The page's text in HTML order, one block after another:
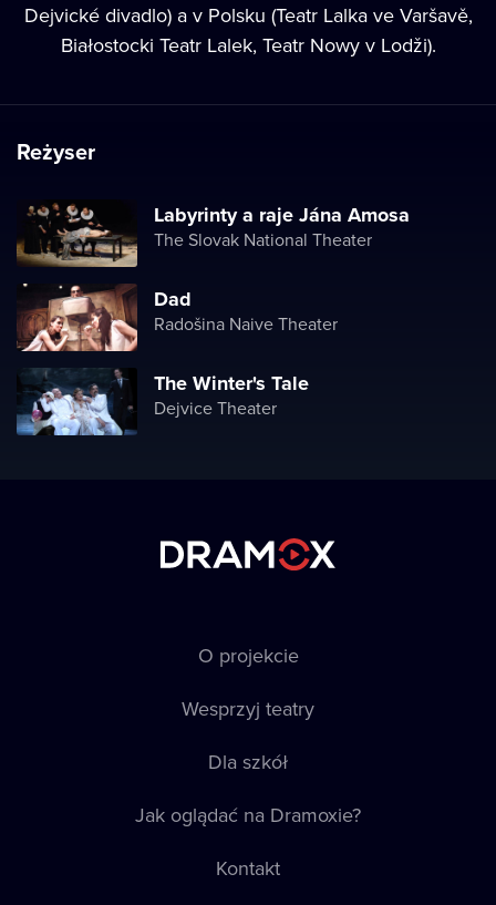
Dejvické divadlo) a v Polsku (Teatr Lalka ve Varšavě,
Białostocki Teatr Lalek, Teatr Nowy v Lodži).
Reżyser
Labyrinty a raje Jána Amosa
The Slovak National Theater
Dad
Radošina Naive Theater
The Winter's Tale
Dejvice Theater
O projekcie
Wesprzyj teatry
Dla szkół
Jak oglądać na Dramoxie?
Kontakt